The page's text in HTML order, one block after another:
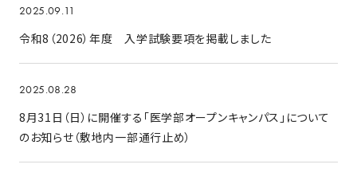
2025.09.11
令和8（2026）年度 入学試験要項を掲載しました
2025.08.28
8月31日（日）に開催する「医学部オープンキャンパス」について
のお知らせ（敷地内一部通行止め）